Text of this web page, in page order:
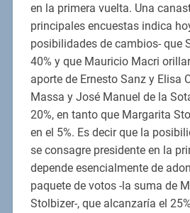
en la primera vuelta. Una
principales encuestas indica
posibilidades de cambios- que
40% y que Mauricio Macri
aporte de Ernesto Sanz y Elisa
Massa y José Manuel de la
20%, en tanto que Margarita
en el 5%. Es decir que la
se consagre presidente en la
depende esencialmente de
paquete de votos -la suma de
Stolbizer-, que alcanzaría el